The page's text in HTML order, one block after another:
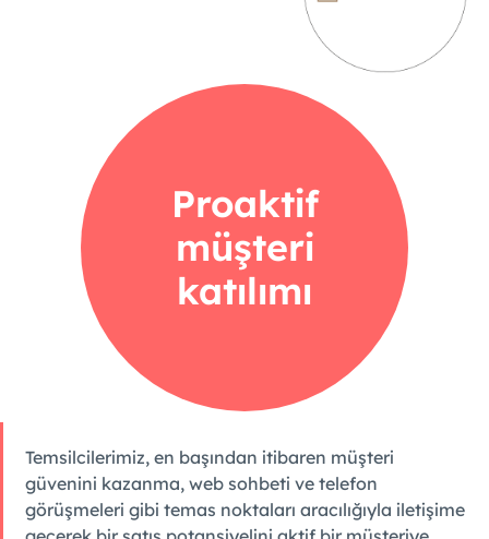
Proaktif
müşteri
katılımı
Temsilcilerimiz, en başından itibaren müşteri
güvenini kazanma, web sohbeti ve telefon
görüşmeleri gibi temas noktaları aracılığıyla iletişime